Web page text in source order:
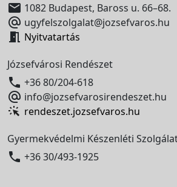
 1082 Budapest, Baross u. 66–68.
 ugyfelszolgalat@jozsefvaros.hu
 Nyitvatartás
Józsefvárosi Rendészet
 +36 80/204-618
 info@jozsefvarosirendeszet.hu
rendeszet.jozsefvaros.hu
Gyermekvédelmi Készenléti
 +36 30/493-1925